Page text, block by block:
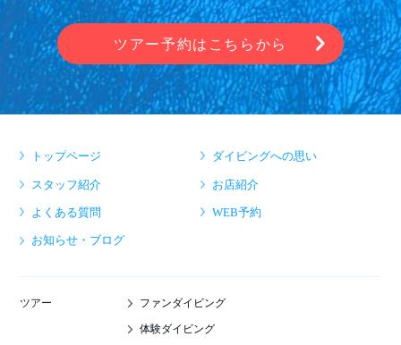
ツアー予約はこちらから
トップページ ダイビングへの思い
スタッフ紹介 お店紹介
よくある質問 WEB予約
お知らせ・ブログ
ツアー ファンダイビング
体験ダイビング